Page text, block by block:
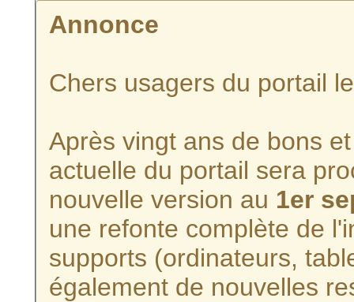
Annonce
Chers usagers du portail
Après vingt ans de bons
actuelle du portail sera
nouvelle version au 1er
une refonte complète de
supports (ordinateurs,
également de nouvelles